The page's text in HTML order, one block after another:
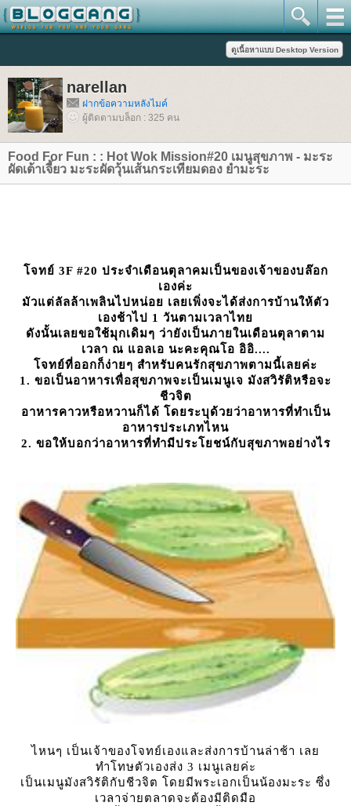
narellan
ฝากข้อความหลังไมค์
ผู้ติดตามบล็อก : 325 คน
Food For Fun : : Hot Wok Mission#20 เมนูสุขภาพ - มะระ
ผัดเต้าเจี้ยว มะระผัดวุ้นเส้นกระเทียมดอง ยำมะระ
จทย์ 3F #20 ประจำเดือนตุลาคมเป็นของเจ้าของบล๊อก
เองค่ะ
มัวแต่ลัลล้าเพลินไปหน่อย เลยเพิ่งจะได้ส่งการบ้านให้ตัว
เองช้าไป 1 วันตามเวลาไท
ดังนั้นเลยขอใช้มุกเดิมๆ ว่ายังเป็นภายในเดือนตุลาตาม
เวลา ณ แอลเอ นะคะคุณโอ อิอิ....
จทย์ที่ออกก็ง่ายๆ สำหรับคนรักสุขภาพตามนี้เลยค่ะ
1. ขอเป็นอาหารเพื่อสุขภาพจะเป็นเมนูเจ มังสวิรัติหรือจะ
ชีวจิต
อาหารคาวหรือหวานก็ได้ โดยระบุด้วยว่าอาหารที่ทำเป็น
อาหารประเภทไหน
2. ขอให้บอกว่าอาหารที่ทำมีประโยชน์กับสุขภาพอย่างไร
ไหนๆ เป็นเจ้าของโจทย์เองและส่งการบ้านล่าช้า เล
ทำโทษตัวเองส่ง 3 เมนูเลยค่ะ
เป็นเมนูมังสวิรัติกับชีวจิต โดยมีพระเอกเป็นน้องมะระ ซึ่ง
เวลาจ่ายตลาดจะต้องมีติดมือ